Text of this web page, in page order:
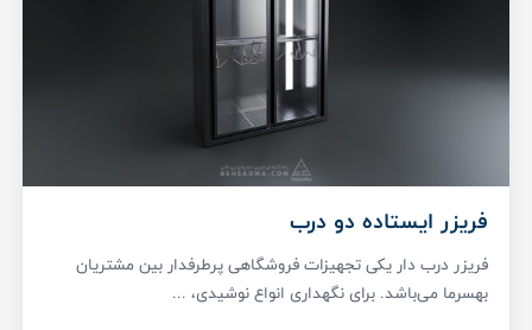
فریزر ایستاده دو درب
فریزر درب دار یکی تجهیزات فروشگاهی پر‌طرفدار بین مشتریان
بهسرما می‌باشد. برای نگهداری انواع نوشیدی، ...